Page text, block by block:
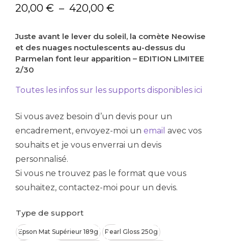
20,00 € – 420,00 €
prix :
20,00 €
420,00 €
Juste avant le lever du soleil, la comète Neowise
et des nuages noctulescents au-dessus du
Parmelan font leur apparition – EDITION LIMITEE
2/30
Toutes les infos sur les supports disponibles ici
Si vous avez besoin d’un devis pour un
encadrement, envoyez-moi un email avec vos
souhaits et je vous enverrai un devis
personnalisé.
Si vous ne trouvez pas le format que vous
souhaitez, contactez-moi pour un devis.
Type de support
Epson Mat Supérieur 189g Pearl Gloss 250g